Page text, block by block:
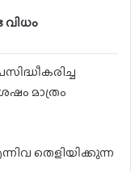
വിധം
മാത്രം
തെളിയിക്കുന്ന